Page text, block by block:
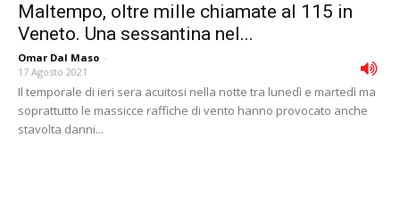
Maltempo, oltre mille chiamate al 115 in
Veneto. Una sessantina nel...
Omar Dal Maso -
17 Agosto 2021
Il temporale di ieri sera acuitosi nella notte tra lunedì e martedì ma
soprattutto le massicce raffiche di vento hanno provocato anche
stavolta danni...